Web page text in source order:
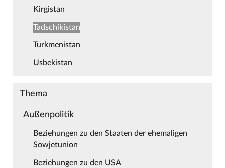
Kirgistan
Tadschikistan
Turkmenistan
Usbekistan
Thema
Außenpolitik
Beziehungen zu den Staaten der ehemaligen
Sowjetunion
Beziehungen zu den USA